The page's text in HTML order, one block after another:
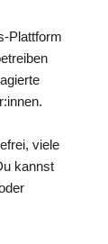
Plattform
viele
kannst